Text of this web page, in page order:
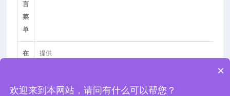
言
菜
单
在
助
提供
×
欢迎来到本网站，请问有什么可以帮您？